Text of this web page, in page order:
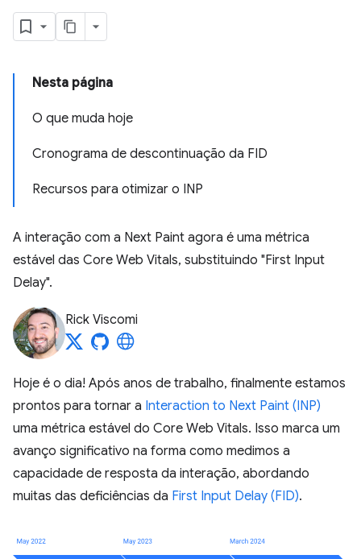
Nesta página
O que muda hoje
Cronograma de descontinuação da FID
Recursos para otimizar o INP
A interação com a Next Paint agora é uma métrica
estável das Core Web Vitals, substituindo "First Input
Delay".
Rick Viscomi
Hoje é o dia! Após anos de trabalho, finalmente estamos
prontos para tornar a Interaction to Next Paint (INP)
uma métrica estável do Core Web Vitals. Isso marca um
avanço significativo na forma como medimos a
capacidade de resposta da interação, abordando
muitas das deficiências da First Input Delay (FID).